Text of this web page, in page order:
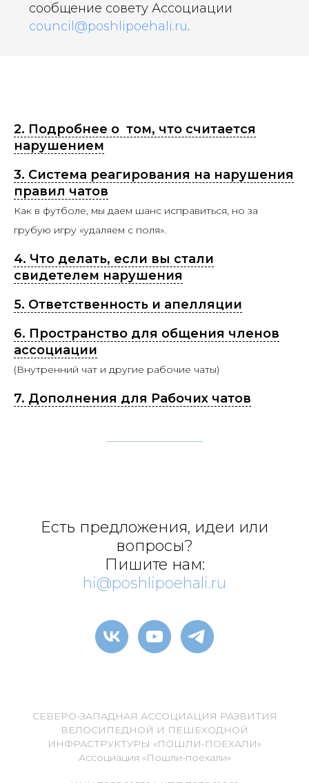
сообщение совету Ассоциации
council@poshlipoehali.ru.
2. Подробнее о том, что считается
нарушением
3. Система реагирования на нарушения
правил чатов
Как в футболе, мы даем шанс исправиться, но за
грубую игру «удаляем с поля».
4. Что делать, если вы стали
свидетелем нарушения
5. Ответственность и апелляции
6. Пространство для общения членов
ассоциации
(Внутренний чат и другие рабочие чаты)
7. Дополнения для Рабочих чатов
Есть предложения, идеи или
вопросы?
Пишите нам:
hi@poshlipoehali.ru
СЕВЕРО-ЗАПАДНАЯ АССОЦИАЦИЯ РАЗВИТИЯ
ВЕЛОСИПЕДНОЙ И ПЕШЕХОДНОЙ
ИНФРАСТРУКТУРЫ «ПОШЛИ-ПОЕХАЛИ»
Ассоциация «Пошли-поехали»